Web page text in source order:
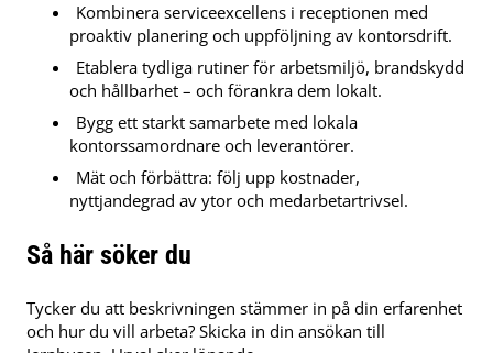
Kombinera serviceexcellens i receptionen med
proaktiv planering och uppföljning av kontorsdrift.
Etablera tydliga rutiner för arbetsmiljö, brandskydd
och hållbarhet – och förankra dem lokalt.
Bygg ett starkt samarbete med lokala
kontorssamordnare och leverantörer.
Mät och förbättra: följ upp kostnader,
nyttjandegrad av ytor och medarbetartrivsel.
Så här söker du
Tycker du att beskrivningen stämmer in på din erfarenhet
och hur du vill arbeta? Skicka in din ansökan till